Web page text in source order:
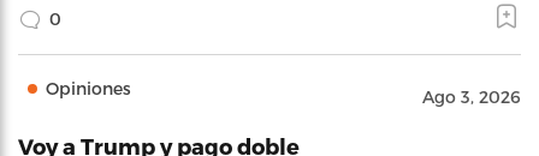
0
Opiniones Ago 3, 2026
Voy a Trump y pago doble